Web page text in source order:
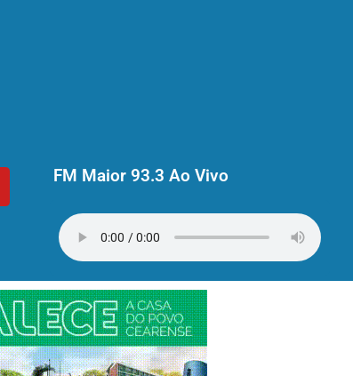
FM Maior 93.3 Ao Vivo